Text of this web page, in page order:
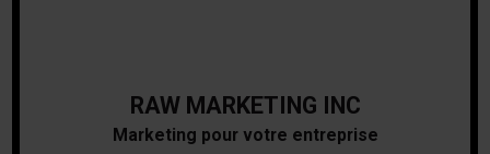
RAW MARKETING INC
Marketing pour votre entreprise